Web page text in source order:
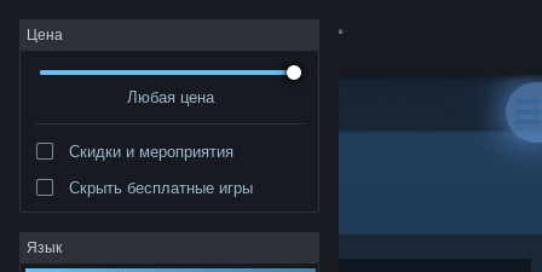
Войти
Сообщество
Информация
Цена
Любая цена
Скидки и мероприятия
Скрыть бесплатные игры
Язык
Разработчик: Chop Chop Games